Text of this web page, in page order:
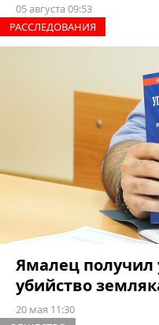
05 августа 09:53
РАССЛЕДОВАНИЯ
Ямалец получил
убийство
20 мая 11:30